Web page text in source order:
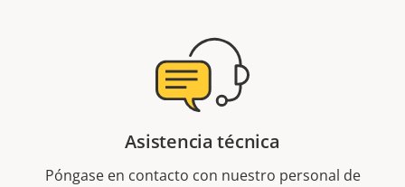
Asistencia técnica
Póngase en contacto con nuestro personal de